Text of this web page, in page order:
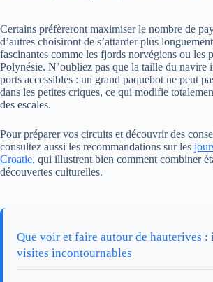
Certains préfèreront maximiser le nombre de
d’autres choisiront de s’attarder plus
fascinantes comme les fjords norvégiens ou les
Polynésie. N’oubliez pas que la taille du navire
ports accessibles : un grand paquebot ne peut
dans les petites criques, ce qui modifie
des escales.
Pour préparer vos circuits et découvrir des
consultez aussi les recommandations sur les
Croatie, qui illustrent bien comment combiner
découvertes culturelles.
Que voir et faire autour de hauterives :
visites incontournables